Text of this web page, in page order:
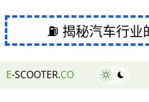
⛽ 揭秘汽车行业
E-SCOOTER.CO